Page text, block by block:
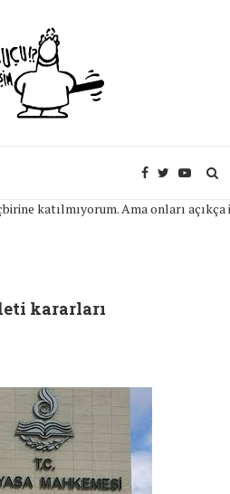
katılmıyorum. Ama onları açıkça
kararları